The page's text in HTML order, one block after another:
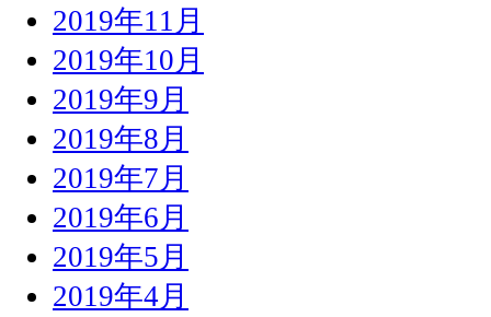
2019年11月
2019年10月
2019年9月
2019年8月
2019年7月
2019年6月
2019年5月
2019年4月